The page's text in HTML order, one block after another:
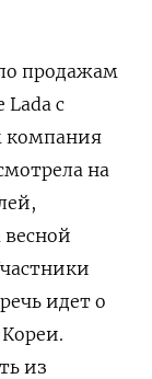
продажам
Lada с
компания
на
идет о
из